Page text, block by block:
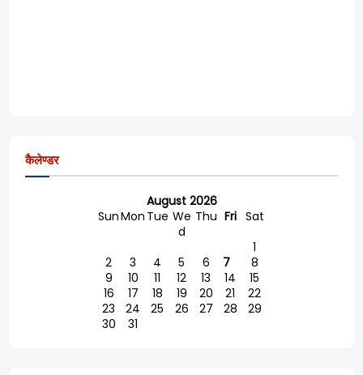
कैलेण्डर
August 2026
SunMon Tue We
d
Thu Fri Sat
1
2
3 4 5 6 7
8
9
10 11 12 13 14
15
16
17 18 19 20 21
22
23
24 25 26 27 28
29
30
31